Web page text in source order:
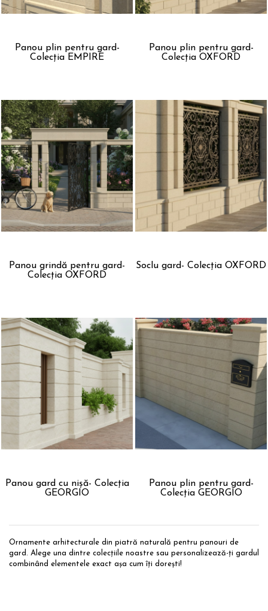
Panou plin pentru gard-
Colecția EMPIRE
Panou plin pentru gard-
Colecția OXFORD
Panou grindă pentru gard-
Colecția OXFORD
Soclu gard- Colecția OXFORD
Panou gard cu nișă- Colecția
GEORGIO
Panou plin pentru gard-
Colecția GEORGIO
Ornamente arhitecturale din piatră naturală pentru panouri de
gard. Alege una dintre colecțiile noastre sau personalizează-ți gardul
combinând elementele exact așa cum îți dorești!